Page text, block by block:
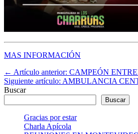
MAS INFORMACIÓN
← Artículo anterior: CAMPEÓN
Siguiente artículo: AMBULANCIA
Buscar
Buscar
Gracias por estar
Charla Apícola